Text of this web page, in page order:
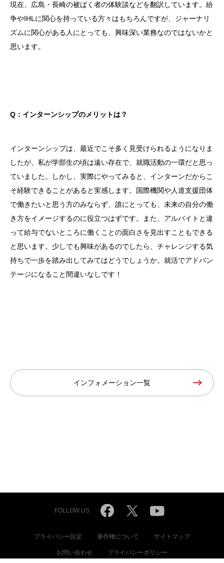
現在、広島・長崎の被ばく者の体験談などを翻訳しています。紛
争やIHLに関心を持っている方々はもちろんですが、ジャーナリ
ズムに関心がある人にとっても、興味深い業務なのではないかと
思います。
Q：インターンシップのメリットは？
インターンシップは、最近でこそ多く見受けられるようになりま
したが、私が学部生の頃は遠い存在で、就職活動の一環だと思っ
ていました。しかし、実際にやってみると、インターンだからこ
そ経験できることがあると実感します。国際機関や人道支援団体
で働きたいと思う方のみならず、誰にとっても、未来の自分の働
き方をイメージするのに役立つはずです。また、アルバイトと違
って給与でないところに働くことの面白さを見出すこともできる
と思います。少しでも興味があるのでしたら、チャレンジする気
持ちで一歩を踏み出してみてはどうでしょうか。就活でアドバン
テージになること間違いなしです！
インフォメーション一覧
FOLLOW US
プライバシー設定 著作権について サイトマップ
お問い合わせ プライバシーポリシー